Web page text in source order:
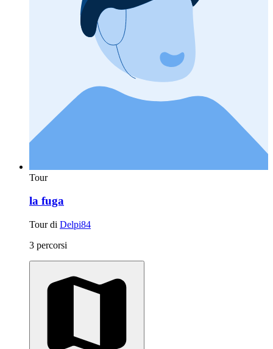
Tour
la fuga
Tour di Delpi84
3 percorsi